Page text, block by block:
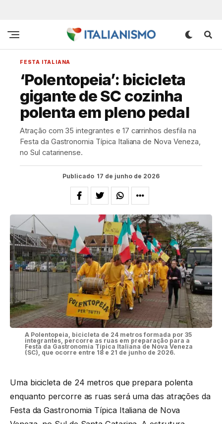
FESTA ITALIANA
‘Polentopeia’: bicicleta
gigante de SC cozinha
polenta em pleno pedal
Atração com 35 integrantes e 17 carrinhos desfila na
Festa da Gastronomia Típica Italiana de Nova Veneza,
no Sul catarinense.
Publicado 17 de junho de 2026
A Polentopeia, bicicleta de 24 metros formada por 35
integrantes, percorre as ruas em preparação para a
Festa da Gastronomia Típica Italiana de Nova Veneza
(SC), que ocorre entre 18 e 21 de junho de 2026.
Uma bicicleta de 24 metros que prepara polenta
enquanto percorre as ruas será uma das atrações da
Festa da Gastronomia Típica Italiana de Nova